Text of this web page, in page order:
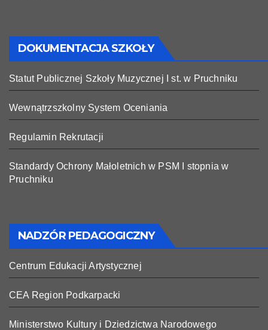
DOKUMENTACJA SZKOŁY
Statut Publicznej Szkoły Muzycznej I st. w Pruchniku
Wewnątrzszkolny System Oceniania
Regulamin Rekrutacji
Standardy Ochrony Małoletnich w PSM I stopnia w
Pruchniku
NADZÓR PEDAGOGICZNY
Centrum Edukacji Artystycznej
CEA Region Podkarpacki
Ministerstwo Kultury i Dziedzictwa Narodowego